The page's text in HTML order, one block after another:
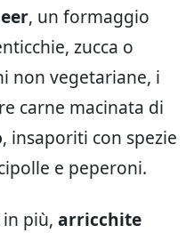
, un formaggio
zucca o
non vegetariane, i
carne macinata di
, insaporiti con spezie
e peperoni.
più, arricchite